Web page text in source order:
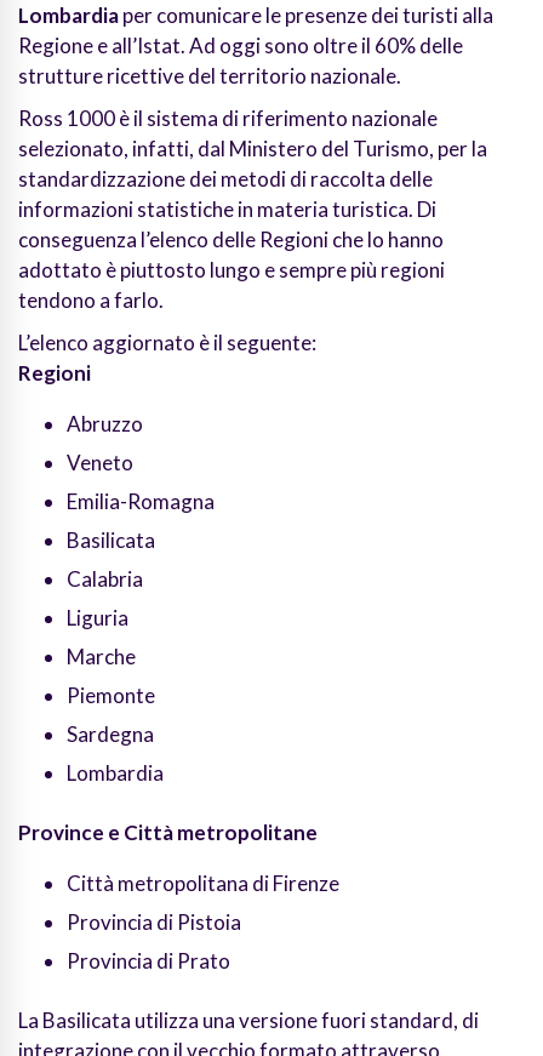
Lombardiaper comunicare le presenze dei turisti alla
Regione e all’Istat. Ad oggi sono oltre il 60% delle
strutture ricettive del territorio nazionale.
Ross 1000 è il sistema di riferimento nazionale
selezionato, infatti, dal Ministero del Turismo, per la
standardizzazione dei metodi di raccolta delle
informazioni statistiche in materia turistica. Di
conseguenza l’elenco delle Regioni che lo hanno
adottato è piuttosto lungo e sempre più regioni
tendono a farlo.
L’elenco aggiornato è il seguente:
Regioni
Abruzzo
Veneto
Emilia-Romagna
Basilicata
Calabria
Liguria
Marche
Piemonte
Sardegna
Lombardia
Province e Città metropolitane
Città metropolitana di Firenze
Provincia di Pistoia
Provincia di Prato
La Basilicata utilizza una versione fuori standard, di
integrazione con il vecchio formato attraverso